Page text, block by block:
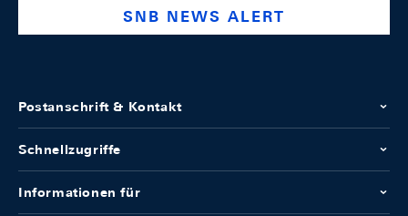
SNB NEWS ALERT
Postanschrift & Kontakt
Schnellzugriffe
Informationen für